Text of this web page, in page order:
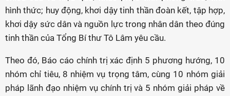
hình thức; huy động, khơi dậy tinh thần đoàn kết, tập hợp,
khơi dậy sức dân và nguồn lực trong nhân dân theo đúng
tinh thần của Tổng Bí thư Tô Lâm yêu cầu.
Theo đó, Báo cáo chính trị xác định 5 phương hướng, 10
nhóm chỉ tiêu, 8 nhiệm vụ trọng tâm, cùng 10 nhóm giải
pháp lãnh đạo nhiệm vụ chính trị và 5 nhóm giải pháp về